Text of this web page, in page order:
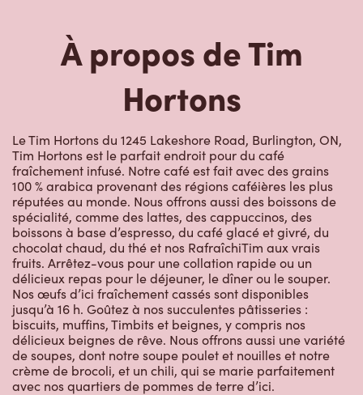
À propos de Tim
Hortons
Le Tim Hortons du 1245 Lakeshore Road, Burlington, ON,
Tim Hortons est le parfait endroit pour du café
fraîchement infusé. Notre café est fait avec des grains
100 % arabica provenant des régions caféières les plus
réputées au monde. Nous offrons aussi des boissons de
spécialité, comme des lattes, des cappuccinos, des
boissons à base d’espresso, du café glacé et givré, du
chocolat chaud, du thé et nos RafraîchiTim aux vrais
fruits. Arrêtez-vous pour une collation rapide ou un
délicieux repas pour le déjeuner, le dîner ou le souper.
Nos œufs d’ici fraîchement cassés sont disponibles
jusqu’à 16 h. Goûtez à nos succulentes pâtisseries :
biscuits, muffins, Timbits et beignes, y compris nos
délicieux beignes de rêve. Nous offrons aussi une variété
de soupes, dont notre soupe poulet et nouilles et notre
crème de brocoli, et un chili, qui se marie parfaitement
avec nos quartiers de pommes de terre d’ici.